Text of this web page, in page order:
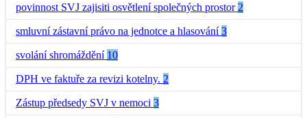
povinnost SVJ zajisiti osvětlení společných prostor 2
smluvní zástavní právo na jednotce a hlasování3
svolání shromáždění 10
DPH ve faktuře za revizi kotelny. 2
Zástup předsedy SVJ v nemoci 3